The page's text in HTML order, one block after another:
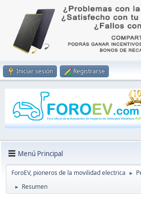
Iniciar sesión Registrarse
Menú Principal
ForoEV, pioneros de la movilidad electrica ►
► Resumen